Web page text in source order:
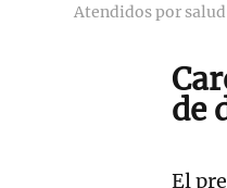
Atendidos por
de
El